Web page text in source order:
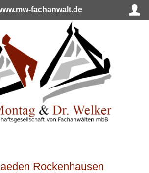
fachanwalt.de
Rockenhausen